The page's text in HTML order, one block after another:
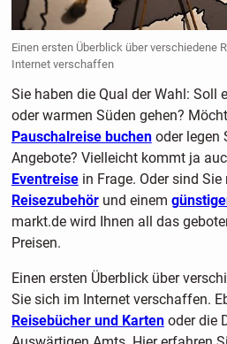
Einen ersten Überblick über verschiedene
Internet verschaffen
Sie haben die Qual der Wahl: Soll
oder warmen Süden gehen?
Pauschalreise buchenoder legen
Angebote? Vielleicht kommt ja
Eventreisein Frage. Oder sind
Reisezubehörund einem
markt.de wird Ihnen all das
Preisen.
Einen ersten Überblick über
Sie sich im Internet verschaffen.
Reisebücher und Kartenoder die